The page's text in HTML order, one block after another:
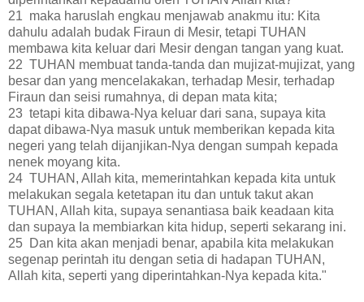
21 maka haruslah engkau menjawab anakmu itu: Kita
dahulu adalah budak Firaun di Mesir, tetapi TUHAN
membawa kita keluar dari Mesir dengan tangan yang kuat.
22 TUHAN membuat tanda-tanda dan mujizat-mujizat, yang
besar dan yang mencelakakan, terhadap Mesir, terhadap
Firaun dan seisi rumahnya, di depan mata kita;
23 tetapi kita dibawa-Nya keluar dari sana, supaya kita
dapat dibawa-Nya masuk untuk memberikan kepada kita
negeri yang telah dijanjikan-Nya dengan sumpah kepada
nenek moyang kita.
24 TUHAN, Allah kita, memerintahkan kepada kita untuk
melakukan segala ketetapan itu dan untuk takut akan
TUHAN, Allah kita, supaya senantiasa baik keadaan kita
dan supaya Ia membiarkan kita hidup, seperti sekarang ini.
25 Dan kita akan menjadi benar, apabila kita melakukan
segenap perintah itu dengan setia di hadapan TUHAN,
Allah kita, seperti yang diperintahkan-Nya kepada kita."